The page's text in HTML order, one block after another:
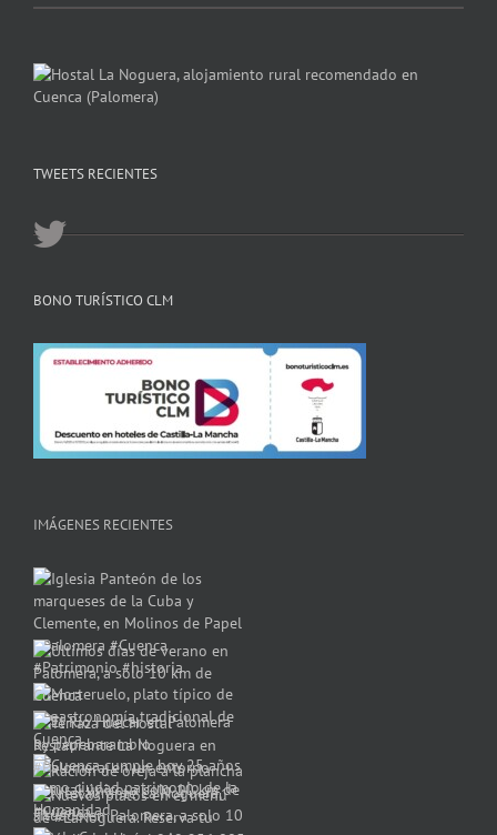
TWEETS RECIENTES
BONO TURÍSTICO CLM
IMÁGENES RECIENTES